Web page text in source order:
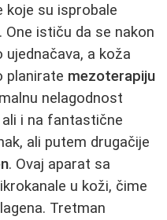
koje su isprobale
. One ističu da se nakon
ujednačava, a koža
planirate mezoterapiju
nelagodnost
ali i na fantastične
ali putem drugačije
. Ovaj aparat sa
u koži, čime
Tretman